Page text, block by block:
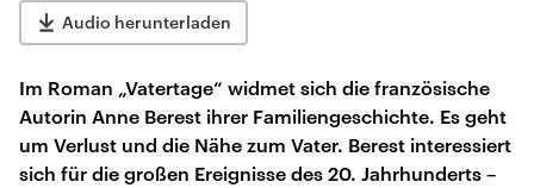
Audio herunterladen
Im Roman „Vatertage“ widmet sich die französische
Autorin Anne Berest ihrer Familiengeschichte. Es geht
um Verlust und die Nähe zum Vater. Berest interessiert
sich für die großen Ereignisse des 20. Jahrhunderts –